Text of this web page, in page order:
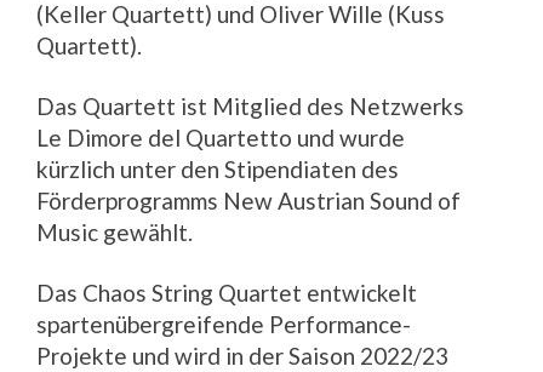
(Keller Quartett) und Oliver Wille (Kuss
Quartett).
Das Quartett ist Mitglied des Netzwerks
Le Dimore del Quartetto und wurde
kürzlich unter den Stipendiaten des
Förderprogramms New Austrian Sound of
Music gewählt.
Das Chaos String Quartet entwickelt
spartenübergreifende Performance-
Projekte und wird in der Saison 2022/23